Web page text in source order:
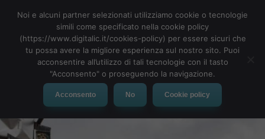
MENU
Noi e alcuni partner selezionati utilizziamo cookie o tecnologie
simili come specificato nella cookie policy
(https://www.digitalic.it/cookies-policy) per essere sicuri che
tu possa avere la migliore esperienza sul nostro sito. Puoi
acconsentire all’utilizzo di tali tecnologie con il tasto
"Acconsento" o proseguendo la navigazione.
Acconsento No Cookie policy